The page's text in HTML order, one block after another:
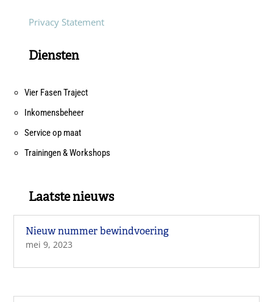
Privacy Statement
Diensten
Vier Fasen Traject
Inkomensbeheer
Service op maat
Trainingen & Workshops
Laatste nieuws
Nieuw nummer bewindvoering
mei 9, 2023